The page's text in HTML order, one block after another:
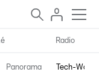
Radio
Panorama Tech-World